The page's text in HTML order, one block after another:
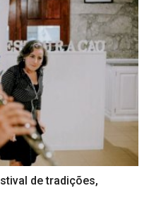
de tradições,